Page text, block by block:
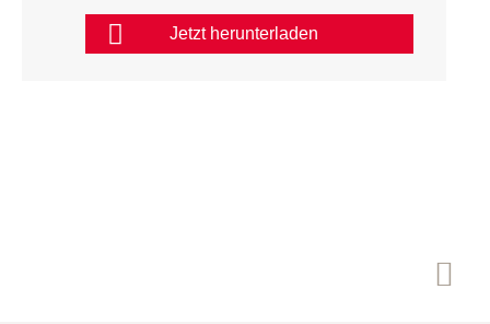
 Jetzt herunterladen
